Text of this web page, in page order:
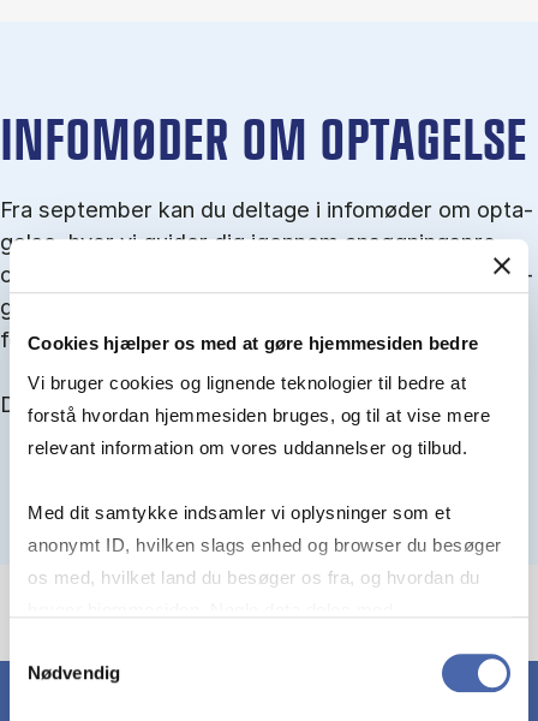
Cookies hjælper os med at gøre hjemmesiden bedre
Vi bruger cookies og lignende teknologier til bedre at
forstå hvordan hjemmesiden bruges, og til at vise mere
relevant information om vores uddannelser og tilbud.
Med dit samtykke indsamler vi oplysninger som et
anonymt ID, hvilken slags enhed og browser du besøger
os med, hvilket land du besøger os fra, og hvordan du
markedsføring. Du bestemmer selv - og kan altid trække
Nødvendig
IN­FO­MØ­DER OM OP­TA­GEL­SE
Fra september kan du del­tage i in­fo­mø­der om op­ta­
gel­se, hvor vi gu­i­der dig igen­nem an­søg­nings­pro­
ces­sen, og for­tæl­ler om kvo­te 1 og 2, sprog- og ad­
gangs­krav, og hvordan du forbedrer dine chancer
for at blive optaget.
Du kan finde alle events her i slutningen af august.